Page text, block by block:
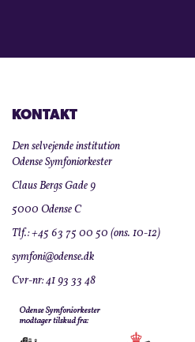
KONTAKT
Den selvejende institution
Odense Symfoniorkester
Claus Bergs Gade 9
5000 Odense C
Tlf.: +45 63 75 00 50 (ons. 10-12)
symfoni@odense.dk
Cvr-nr: 41 93 33 48